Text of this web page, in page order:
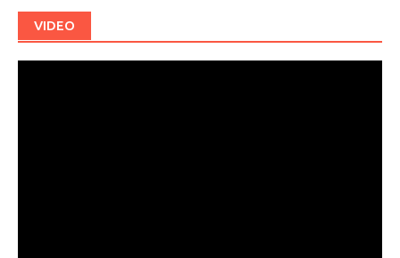
VIDEO